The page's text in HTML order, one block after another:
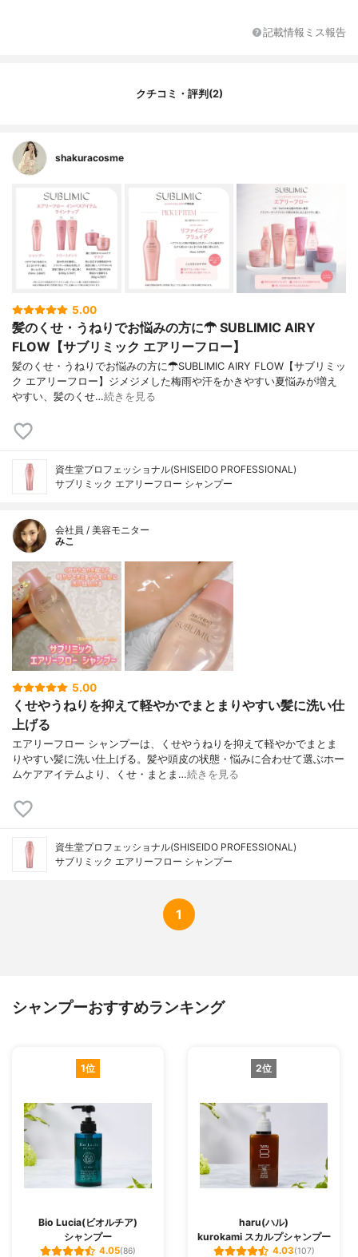
ベタイン、ソルビトール、ＤＰＧ、ＥＤＴ
ニウム－７、ココイルメチルタウリンタウ
記載情報ミス報告
クチコミ・評判(2)
shakuracosme
5.00
髪のくせ・うねりでお悩みの方に☂ SUBLIMIC AIRY
FLOW【サブリミック エアリーフロー】
髪のくせ・うねりでお悩みの方に☂SUBLIMIC AIRY FLOW【サブリミッ
ク エアリーフロー】ジメジメした梅雨や汗をかきやすい夏悩みが増え
やすい、髪のくせ…続きを見る
資生堂プロフェッショナル(SHISEIDO PROFESSIONAL)
サブリミック エアリーフロー シャンプー
会社員 / 美容モニター
みこ
5.00
くせやうねりを抑えて軽やかでまとまりやすい髪に洗い仕
上げる
エアリーフロー シャンプーは、くせやうねりを抑えて軽やかでまとま
りやすい髪に洗い仕上げる。髪や頭皮の状態・悩みに合わせて選ぶホー
ムケアアイテムより、くせ・まとま…続きを見る
資生堂プロフェッショナル(SHISEIDO PROFESSIONAL)
サブリミック エアリーフロー シャンプー
1
シャンプーおすすめランキング
1位
Bio Lucia(ビオルチア)
シャンプー
4.05(86)
2位
haru(ハル)
kurokami スカルプシャンプー
4.03(107)